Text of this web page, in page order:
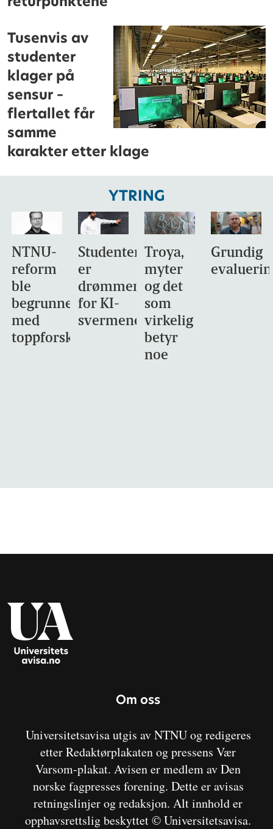
Tusenvis av
studenter
klager på
sensur –
flertallet får
samme
karakter etter klage
YTRING
NTNU-
reform
ble
begrunnet
med
toppforskning
Studentene
er
drømmemålet
for KI-
svermene
Troya,
myter
og det
som
virkelig
betyr
noe
Grundig
Om oss
Universitetsavisa utgis av NTNU og redigeres
etter Redaktørplakaten og pressens Vær
Varsom-plakat. Avisen er medlem av Den
norske fagpresses forening. Dette er avisas
retningslinjer og redaksjon. Alt innhold er
opphavsrettslig beskyttet © Universitetsavisa.